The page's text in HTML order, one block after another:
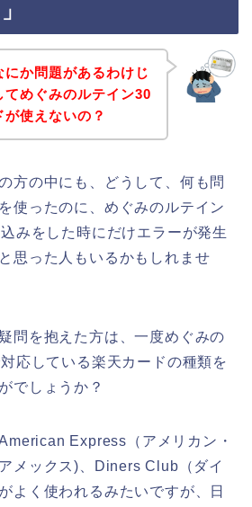
か問題があるわけじ
てめぐみのルテイン30
使えないの？
方の中にも、どうして、何も問
使ったのに、めぐみのルテイン
みをした時にだけエラーが発生
思った人もいるかもしれませ
問を抱えた方は、一度めぐみの
応している楽天カードの種類を
でしょうか？
Express（アメリカン・
メックス)、Diners Club（ダイ
よく使われるみたいですが、日